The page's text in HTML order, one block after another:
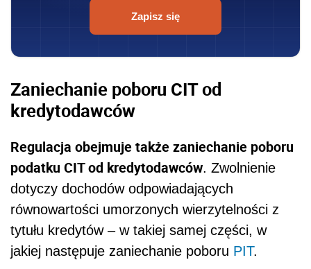
Zapisz się
Zaniechanie poboru CIT od
kredytodawców
Regulacja obejmuje także zaniechanie poboru
podatku CIT od kredytodawców. Zwolnienie
dotyczy dochodów odpowiadających
równowartości umorzonych wierzytelności z
tytułu kredytów – w takiej samej części, w
jakiej następuje zaniechanie poboru PIT.